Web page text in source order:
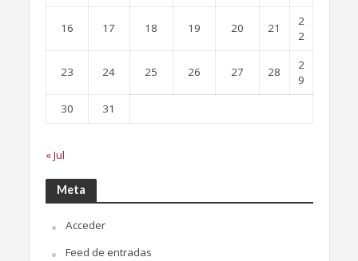
16 17 18 19 20 21
2
2
23 24 25 26 27 28
2
9
30
31
« Jul
Meta
Acceder
Feed de entradas